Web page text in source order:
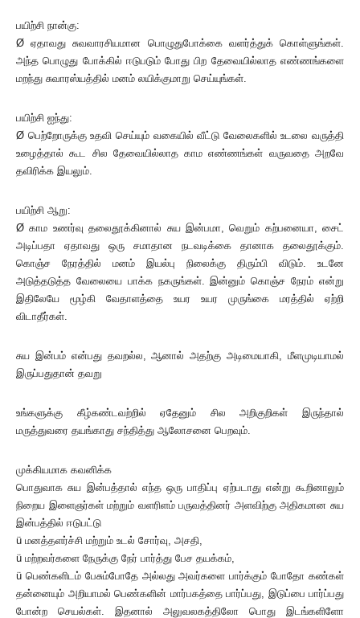
பயிற்சி நான்கு:
Ø ஏதாவது சுவவாரசியமான பொழுதுபோக்கை வளர்த்துக் கொள்ளுங்கள்.
அந்த பொழுது போக்கில் ஈடுபடும் போது பிற தேவையில்லாத எண்ணங்களை
மறந்து சுவாரஸ்யத்தில் மனம் லயிக்குமாறு செய்யுங்கள்.
பயிற்சி ஐந்து:
Ø பெற்றோருக்கு உதவி செய்யும் வகையில் வீட்டு வேலைகளில் உடலை வருத்தி
உழைத்தால் கூட சில தேவையில்லாத காம எண்ணங்கள் வருவதை அறவே
தவிரிக்க இயலும்.
பயிற்சி ஆறு:
Ø காம உணர்வு தலைதூக்கினால் சுய இன்பமா, வெறும் கற்பனையா, சைட்
அடிப்பதா ஏதாவது ஒரு சமாதான நடவடிக்கை தானாக தலைதூக்கும்.
கொஞ்ச நேரத்தில் மனம் இயல்பு நிலைக்கு திரும்பி விடும். உடனே
அடுத்தடுத்த வேலையை பாக்க நகருங்கள். இன்னும் கொஞ்ச நேரம் என்று
இதிலேயே மூழ்கி வேதாளத்தை உயர உயர முருங்கை மரத்தில் ஏற்றி
விடாதீர்கள்.
சுய இன்பம் என்பது தவறல்ல, ஆனால் அதற்கு அடிமையாகி, மீளமுடியாமல்
இருப்பதுதான் தவறு
உங்களுக்கு கீழ்கண்டவற்றில் ஏதேனும் சில அறிகுறிகள் இருந்தால்
மருத்துவரை தயங்காது சந்தித்து ஆலோசனை பெறவும்.
முக்கியமாக கவனிக்க
பொதுவாக சுய இன்பத்தால் எந்த ஒரு பாதிப்பு ஏற்படாது என்று கூறினாலும்
நிறைய இளைஞர்கள் மற்றும் வளரிளம் பருவத்தினர் அளவிற்கு அதிகமான சுய
இன்பத்தில் ஈடுபட்டு
ü மனத்தளர்ச்சி மற்றும் உடல் சோர்வு, அசதி,
ü மற்றவர்களை நேருக்கு நேர் பார்த்து பேச தயக்கம்,
ü பெண்களிடம் பேசும்போதே அல்லது அவர்களை பார்க்கும் போதோ கண்கள்
தன்னையும் அறியாமல் பெண்களின் மார்பகத்தை பார்ப்பது, இடுப்பை பார்ப்பது
போன்ற செயல்கள். இதனால் அலுவலகத்திலோ பொது இடங்களிளோ